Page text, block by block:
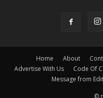
Home About
Advertise With Us
Code Of
Message from
©